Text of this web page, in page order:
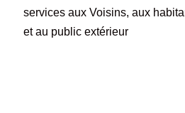
services aux Voisins, aux
et au public extérieur